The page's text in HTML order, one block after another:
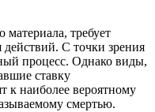
материала, требует
действий. С точки зрения
процесс. Однако виды,
ставку
к наиболее вероятному
смертью.